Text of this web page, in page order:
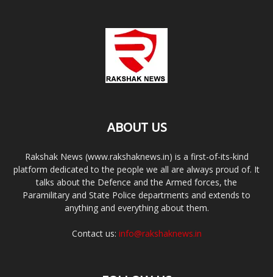
ABOUT US
Rakshak News (www.rakshaknews.in) is a first-of-its-kind
platform dedicated to the people we all are always proud of. It
talks about the Defence and the Armed forces, the
Paramilitary and State Police departments and extends to
anything and everything about them.
Contact us: info@rakshaknews.in